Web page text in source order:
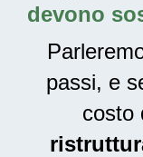
devono
passi, e
costo